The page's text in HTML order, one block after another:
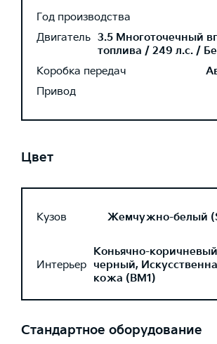
Год производства
Двигатель 3.5 Многоточечный
топлива / 249 л.с. /
Коробка передач
Привод
Цвет
Кузов Жемчужно-белый
Интерьер
Коньячно-
черный,
кожа (BM1)
Стандартное оборудование